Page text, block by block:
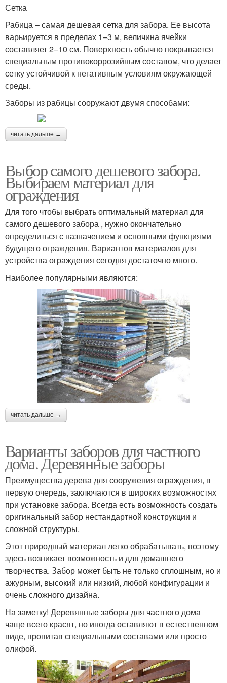
Сетка
Рабица – самая дешевая сетка для забора. Ее высота
варьируется в пределах 1–3 м, величина ячейки
составляет 2–10 см. Поверхность обычно покрывается
специальным противокоррозийным составом, что делает
сетку устойчивой к негативным условиям окружающей
среды.
Заборы из рабицы сооружают двумя способами:
читать дальше →
Выбор самого дешевого забора.
Выбираем материал для
ограждения
Для того чтобы выбрать оптимальный материал для
самого дешевого забора , нужно окончательно
определиться с назначением и основными функциями
будущего ограждения. Вариантов материалов для
устройства ограждения сегодня достаточно много.
Наиболее популярными являются:
читать дальше →
Варианты заборов для частного
дома. Деревянные заборы
Преимущества дерева для сооружения ограждения, в
первую очередь, заключаются в широких возможностях
при установке забора. Всегда есть возможность создать
оригинальный забор нестандартной конструкции и
сложной структуры.
Этот природный материал легко обрабатывать, поэтому
здесь возникает возможность и для домашнего
творчества. Забор может быть не только сплошным, но и
ажурным, высокий или низкий, любой конфигурации и
очень сложного дизайна.
На заметку! Деревянные заборы для частного дома
чаще всего красят, но иногда оставляют в естественном
виде, пропитав специальными составами или просто
олифой.